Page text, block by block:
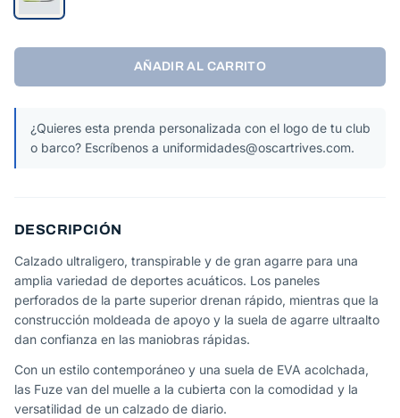
AÑADIR AL CARRITO
¿Quieres esta prenda personalizada con el logo de tu club
o barco? Escríbenos a uniformidades@oscartrives.com.
DESCRIPCIÓN
Calzado ultraligero, transpirable y de gran agarre para una
amplia variedad de deportes acuáticos. Los paneles
perforados de la parte superior drenan rápido, mientras que la
construcción moldeada de apoyo y la suela de agarre ultraalto
dan confianza en las maniobras rápidas.
Con un estilo contemporáneo y una suela de EVA acolchada,
las Fuze van del muelle a la cubierta con la comodidad y la
versatilidad de un calzado de diario.